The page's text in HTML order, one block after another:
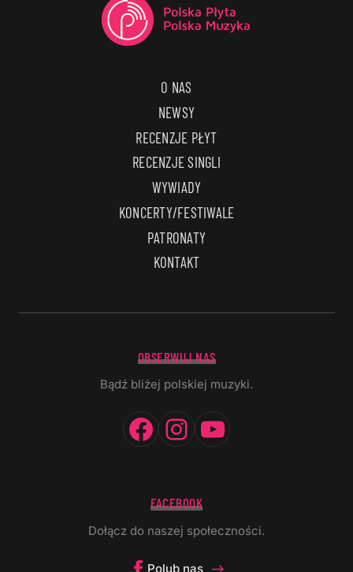
O NAS
NEWSY
RECENZJE PŁYT
RECENZJE SINGLI
WYWIADY
KONCERTY/FESTIWALE
PATRONATY
KONTAKT
OBSERWUJ NAS
Bądź bliżej polskiej muzyki.
Facebook
Instagram
FACEBOOK
Dołącz do naszej społeczności.
Polub nas